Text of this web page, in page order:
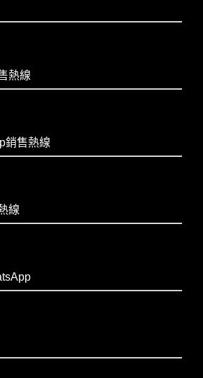
熱線
銷售熱線
線